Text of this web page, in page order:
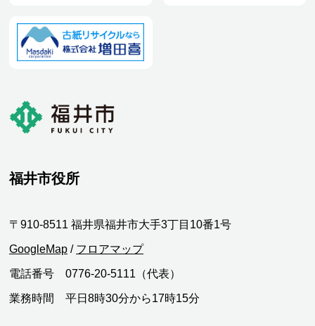
福井市役所
〒910-8511 福井県福井市大手3丁目10番1号
GoogleMap / フロアマップ
電話番号 0776-20-5111（代表）
業務時間 平日8時30分から17時15分